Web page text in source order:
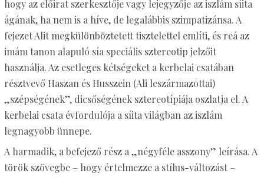
hogy az előirat szerkesztője vagy lejegyzője az iszlám síita
ágának, ha nem is a híve, de legalábbis szimpatizánsa. A
fejezet Alit megkülönböztetett tisztelettel említi, és reá az
imám tanon alapuló sía speciális sztereotip jelzőit
használja. Az esetleges kétségeket a kerbelai csatában
résztvevő Haszan és Husszein (Ali leszármazottai)
„szépségének”, dicsőségének sztereotípiája oszlatja el. A
kerbelai csata évfordulója a síita világban az iszlám
legnagyobb ünnepe.
A harmadik, a befejező rész a „négyféle asszony” leírása. A
török szövegbe – hogy értelmezze a stílus-változást –